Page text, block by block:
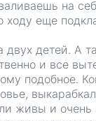
на
ходу еще
двух детей. А
и все
подобное.
живы и очень